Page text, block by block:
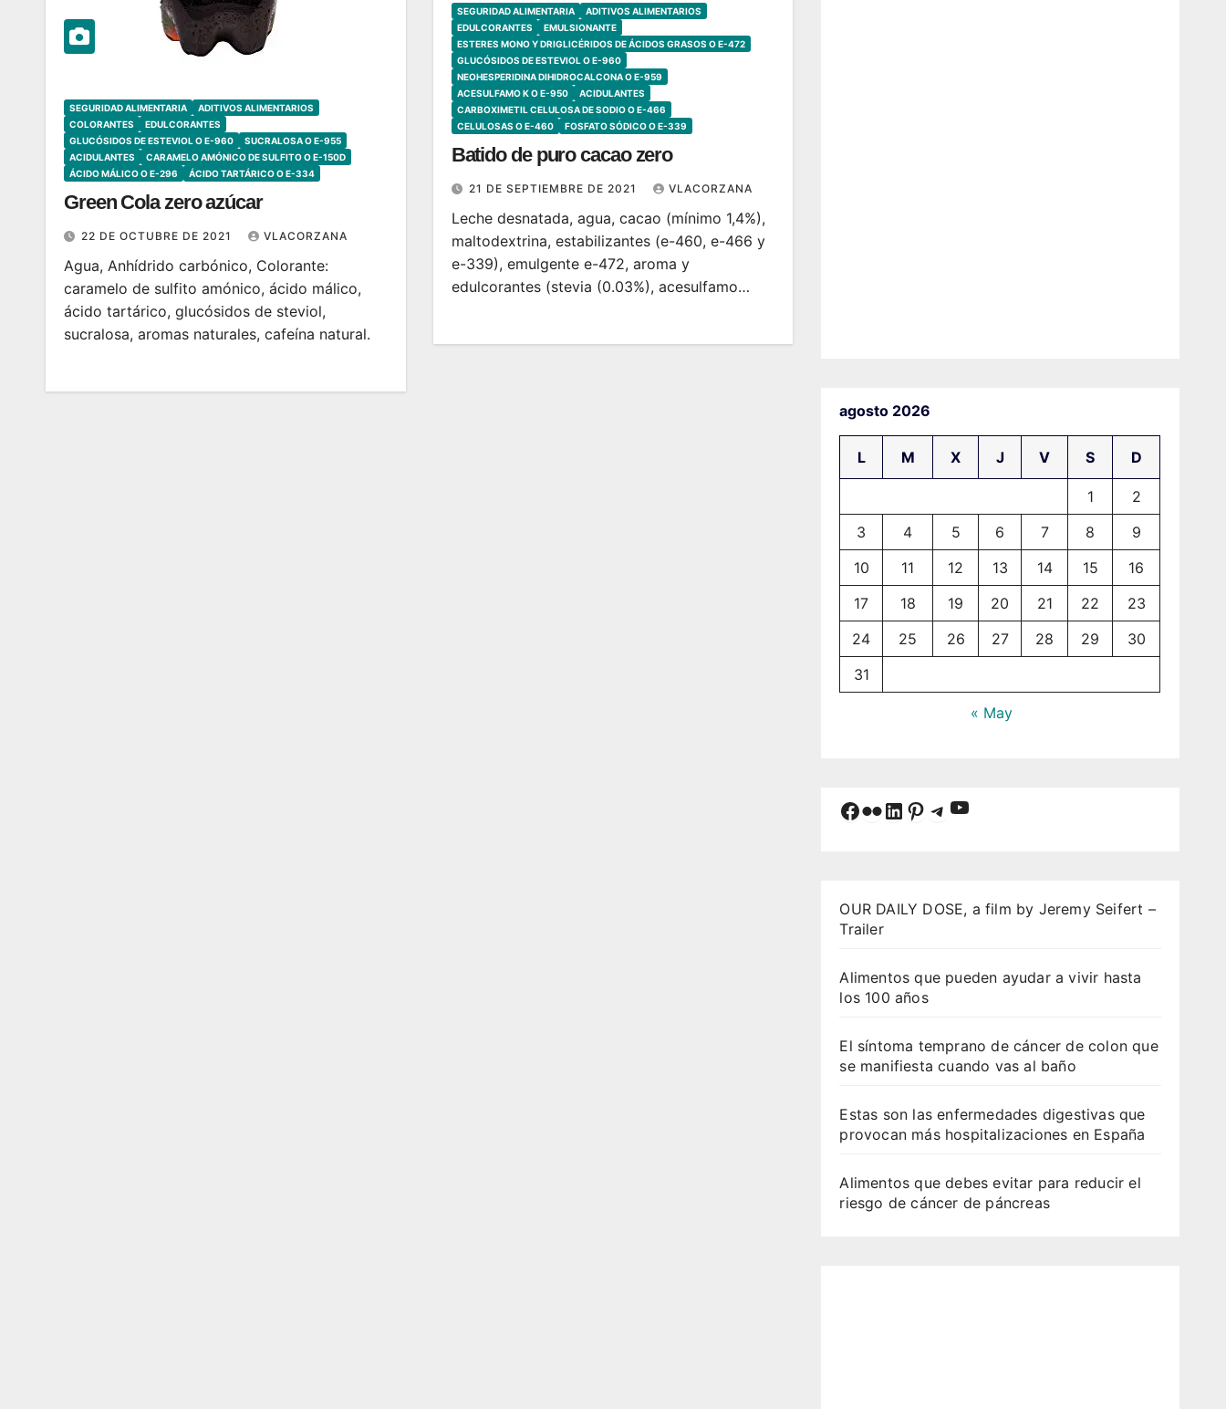
SEGURIDAD ALIMENTARIA
ADITIVOS ALIMENTARIOS
COLORANTES
EDULCORANTES
GLUCÓSIDOS DE ESTEVIOL O E-960
SUCRALOSA O E-955
ACIDULANTES
CARAMELO AMÓNICO DE SULFITO O E-150D
ÁCIDO MÁLICO O E-296
ÁCIDO TARTÁRICO O E-334
Green Cola zero azúcar
22 DE OCTUBRE DE 2021 VLACORZANA
Agua, Anhídrido carbónico, Colorante:
caramelo de sulfito amónico, ácido málico,
ácido tartárico, glucósidos de steviol,
sucralosa, aromas naturales, cafeína natural.
SEGURIDAD ALIMENTARIA
ADITIVOS ALIMENTARIOS
EDULCORANTES
EMULSIONANTE
ESTERES MONO Y DRIGLICÉRIDOS DE ÁCIDOS GRASOS O E-472
GLUCÓSIDOS DE ESTEVIOL O E-960
NEOHESPERIDINA DIHIDROCALCONA O E-959
ACESULFAMO K O E-950
ACIDULANTES
CARBOXIMETIL CELULOSA DE SODIO O E-466
CELULOSAS O E-460
FOSFATO SÓDICO O E-339
Batido de puro cacao zero
21 DE SEPTIEMBRE DE 2021 VLACORZANA
Leche desnatada, agua, cacao (mínimo 1,4%),
maltodextrina, estabilizantes (e-460, e-466 y
e-339), emulgente e-472, aroma y
edulcorantes (stevia (0.03%), acesulfamo…
agosto 2026
L M X J V S D
1
2
3
4 5 6 7 8
9
10
11 12 13 14 15
16
17
18 19 20 21 22
23
24
25 26 27 28 29
30
31
« May
Facebook
Flickr
LinkedIn
Pinterest
Telegram
YouTube
OUR DAILY DOSE, a film by Jeremy Seifert –
Trailer
Alimentos que pueden ayudar a vivir hasta
los 100 años
El síntoma temprano de cáncer de colon que
se manifiesta cuando vas al baño
Estas son las enfermedades digestivas que
provocan más hospitalizaciones en España
Alimentos que debes evitar para reducir el
riesgo de cáncer de páncreas